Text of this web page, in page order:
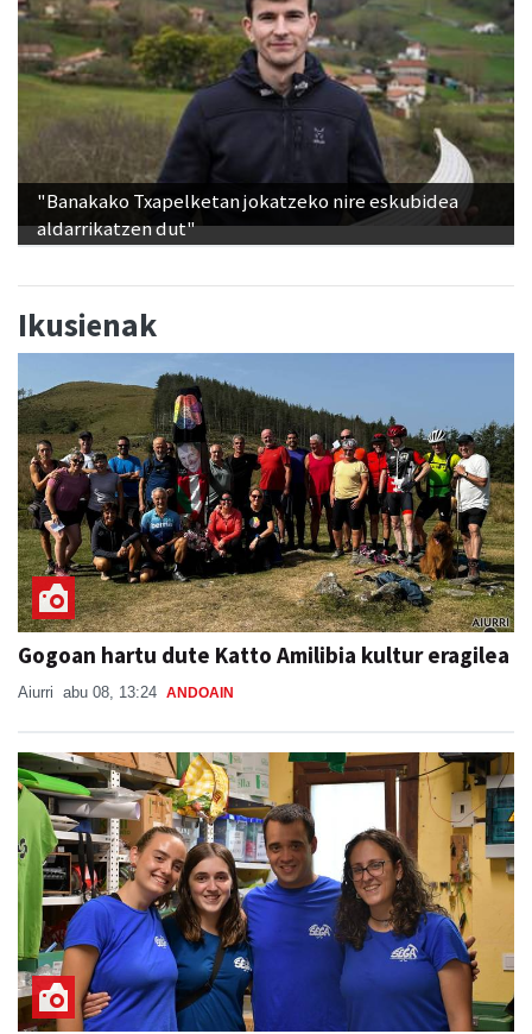
"Banakako Txapelketan jokatzeko nire eskubidea
aldarrikatzen dut"
Ikusienak
Gogoan hartu dute Katto Amilibia kultur eragilea
Aiurri abu 08, 13:24 ANDOAIN